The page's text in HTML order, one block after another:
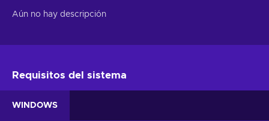
Aún no hay descripción
Requisitos del sistema
WINDOWS